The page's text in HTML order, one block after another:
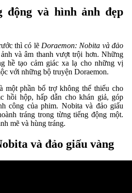
động và hình ảnh đẹp
thì có lẽ Doraemon: Nobita và đảo
và âm thanh vượt trội hơn. Những
hề tạo cảm giác xa lạ cho những vị
với những bộ truyện Doraemon.
một phần bổ trợ không thể thiếu cho
hồi hộp, hấp dẫn cho khán giả, góp
công của phim. Nobita và đảo giấu
tráng trong từng tiếng động một.
mẽ và hùng tráng.
và đảo giấu vàng